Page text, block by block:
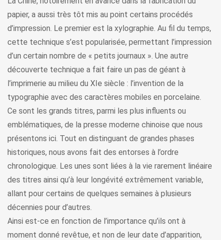
papier, a aussi très tôt mis au point certains procédés
d’impression. Le premier est la xylographie. Au fil du temps,
cette technique s’est popularisée, permettant l’impression
d’un certain nombre de « petits journaux ». Une autre
découverte technique a fait faire un pas de géant à
l’imprimerie au milieu du XIe siècle : l’invention de la
typographie avec des caractères mobiles en porcelaine.
Ce sont les grands titres, parmi les plus influents ou
emblématiques, de la presse moderne chinoise que nous
présentons ici. Tout en distinguant de grandes phases
historiques, nous avons fait des entorses à l’ordre
chronologique. Les unes sont liées à la vie rarement linéaire
des titres ainsi qu’à leur longévité extrêmement variable,
allant pour certains de quelques semaines à plusieurs
décennies pour d’autres.
Ainsi est-ce en fonction de l’importance qu’ils ont à
moment donné revêtue, et non de leur date d’apparition,